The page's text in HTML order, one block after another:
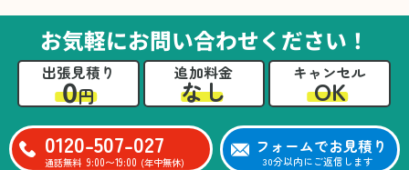
るのは難しかったと思います」との温かいお言
葉をいただきました。遺品整理という心の負担
が大きい作業において、少しでもA様の力にな
れたことをスタッフ一同嬉しく思います。
お気軽にお問い合わせください！
出張見積り
0円
追加料金
なし
キャンセル
OK
0120-507-027
通話無料 9:00〜19:00 (年中無休)
フォームでお見積り
30分以内にご返信します